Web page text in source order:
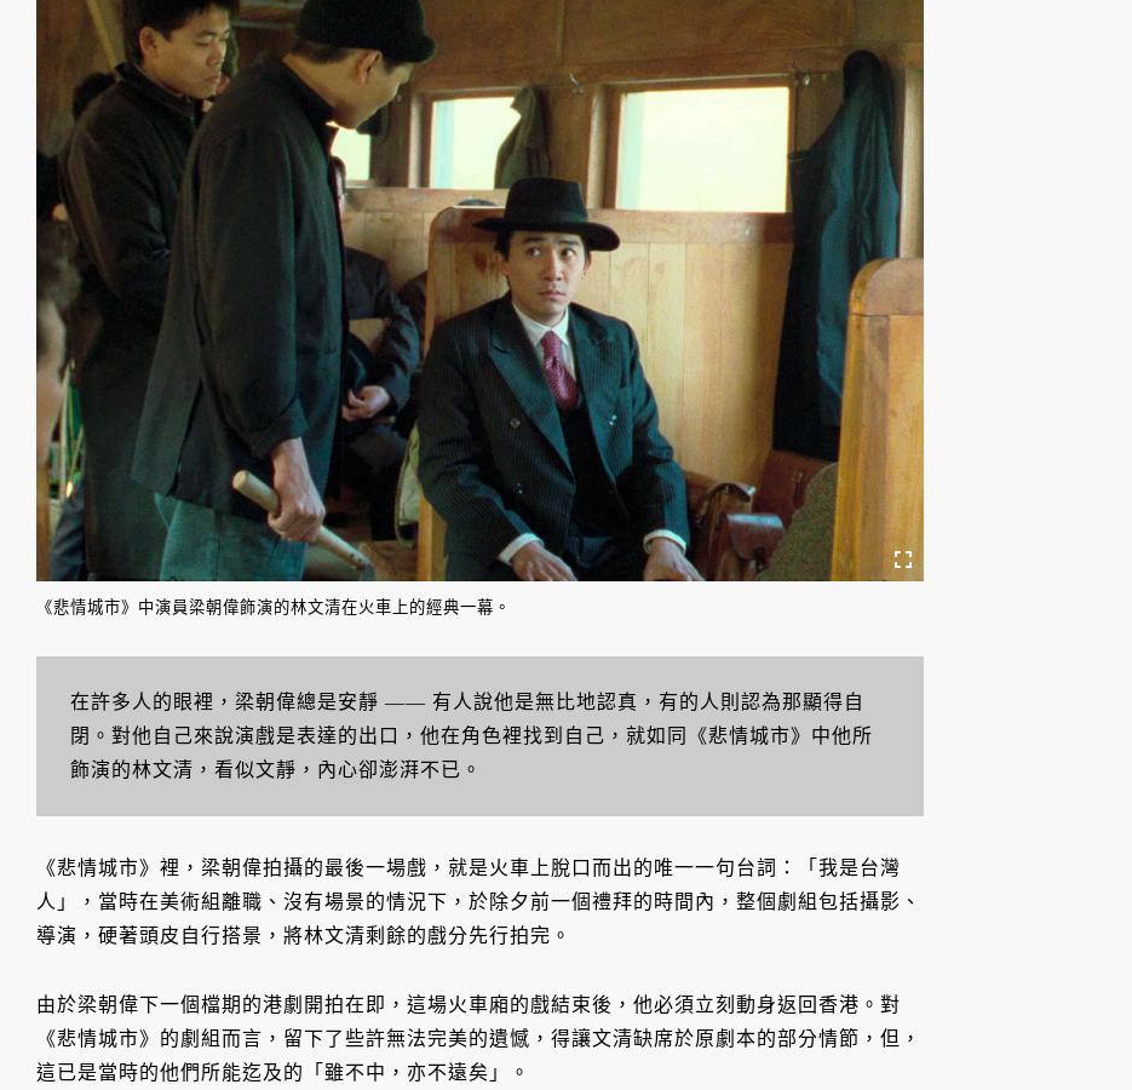
《悲情城市》中演員梁朝偉飾演的林文清在火車上的經典一幕。
在許多人的眼裡，梁朝偉總是安靜 —— 有人說他是無比地認真，有的人則認為那顯得自
閉。對他自己來說演戲是表達的出口，他在角色裡找到自己，就如同《悲情城市》中他所
飾演的林文清，看似文靜，內心卻澎湃不已。
《悲情城市》裡，梁朝偉拍攝的最後一場戲，就是火車上脫口而出的唯一一句台詞：「我是台灣
人」，當時在美術組離職、沒有場景的情況下，於除夕前一個禮拜的時間內，整個劇組包括攝影、
導演，硬著頭皮自行搭景，將林文清剩餘的戲分先行拍完。
由於梁朝偉下一個檔期的港劇開拍在即，這場火車廂的戲結束後，他必須立刻動身返回香港。對
《悲情城市》的劇組而言，留下了些許無法完美的遺憾，得讓文清缺席於原劇本的部分情節，但，
這已是當時的他們所能迄及的「雖不中，亦不遠矣」。